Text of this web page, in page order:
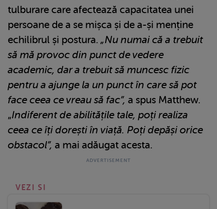
tulburare care afectează capacitatea unei
persoane de a se mișca și de a-și menține
echilibrul și postura. „Nu numai că a trebuit
să mă provoc din punct de vedere
academic, dar a trebuit să muncesc fizic
pentru a ajunge la un punct în care să pot
face ceea ce vreau să fac”, a spus Matthew.
„Indiferent de abilitățile tale, poți realiza
ceea ce îți dorești în viață. Poți depăși orice
obstacol”, a mai adăugat acesta.
VEZI SI